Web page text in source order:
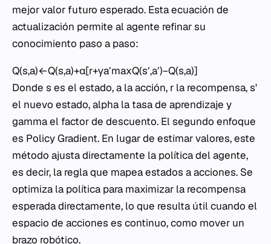
mejor valor futuro esperado. Esta ecuación de
actualización permite al agente refinar su
conocimiento paso a paso:
Q(s,a)←Q(s,a)+α[r+γa′max​Q(s′,a′)−Q(s,a)]
Donde s es el estado,a la acción, r la recompensa,s'
el nuevo estado,alpha la tasa de aprendizaje y
gammael factor de descuento. El segundo enfoque
es Policy Gradient. En lugar de estimar valores, este
método ajusta directamente la política del agente,
es decir, la regla que mapea estados a acciones. Se
optimiza la política para maximizar la recompensa
esperada directamente, lo que resulta útil cuando el
espacio de acciones es continuo, como mover un
brazo robótico.